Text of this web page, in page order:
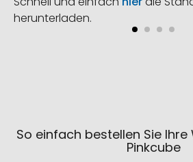
herunterladen.
So einfach bestellen Sie
Pinkcube